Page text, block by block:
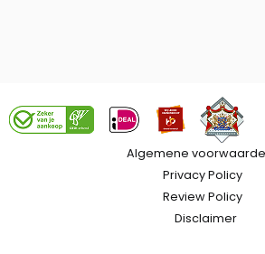
Algemene
Privacy Policy
Review Policy
Disclaimer